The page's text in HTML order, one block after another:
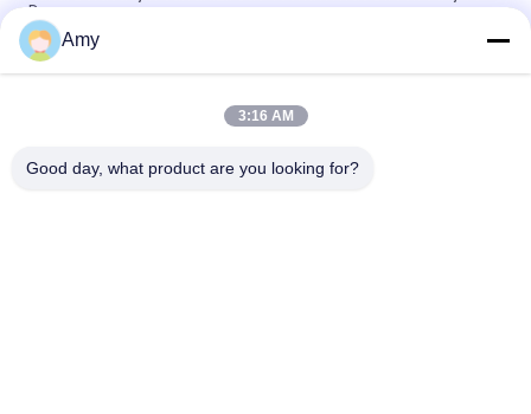
Derece
Havalandırma Sistemi Derin Çekilmiş Parçalar 150mm 90
Derece Dirsek
Toplama Sistemi İçin Yarım Pres 150mm Kanal 90 Derece
Amy
3:16 AM
Good day, what product are you looking for?